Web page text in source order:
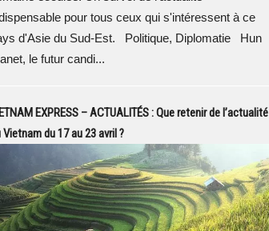
pour tous ceux qui s'intéressent à ce
d'Asie du Sud-Est. Politique, Diplomatie Hun
le futur candi...
EXPRESS – ACTUALITÉS : Que retenir de l’actualité
Vietnam du 17 au 23 avril ?